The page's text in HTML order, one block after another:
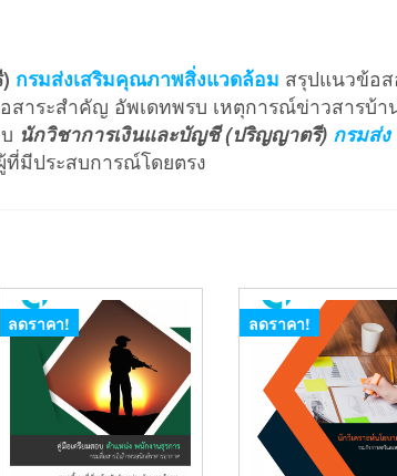
กรมส่งเสริมคุณภาพสิ่งแวดล้อม สรุปแนวข้อ
าระสำคัญ อัพเดทพรบ เหตุการณ์ข่าวสารบ้า
นักวิชาการเงินและบัญชี (ปริญญาตรี) กรมส่ง
มีประสบการณ์โดยตรง
ลดราคา! ลดราคา!